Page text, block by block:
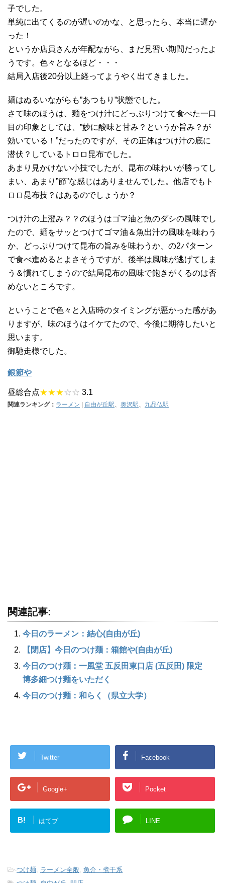
子でした。
単純に出てくるのが遅いのかな、と思ったら、本当に遅か
った！
というか店員さんが年配ながら、まだ見習い期間だったよ
うです。色々となるほど・・・
結局入店後20分以上経ってようやく出てきました。
麺はぬるいながらも”あつもり”状態でした。
さて味のほうは、麺をつけ汁にどっぷりつけて食べた一口
目の印象としては、”妙に酸味と甘み？というか旨み？が
効いている！”だったのですが、その正体はつけ汁の底に
潜伏？しているトロロ昆布でした。
あまり見かけない小技でしたが、昆布の味わいが勝ってし
まい、あまり”節”な感じはありませんでした。他店でもト
ロロ昆布技？はあるのでしょうか？
つけ汁の上澄み？？のほうはゴマ油と魚のダシの風味でし
たので、麺をサッとつけてゴマ油＆魚出汁の風味を味わう
か、どっぷりつけて昆布の旨みを味わうか、の2パターン
で食べ進めるとよさそうですが、後半は風味が逃げてしま
う＆慣れてしまうので結局昆布の風味で飽きがくるのは否
めないところです。
ということで色々と入店時のタイミングが悪かった感があ
りますが、味のほうはイケてたので、今後に期待したいと
思います。
御馳走様でした。
銀節や
昼総合点★★★☆☆ 3.1
関連ランキング： ラーメン 自由が丘駅、 奥沢駅、 九品仏駅
関連記事:
今日のラーメン：結心(自由が丘)
【閉店】今日のつけ麺：箱館や(自由が丘)
今日のつけ麺：一風堂 五反田東口店 (五反田) 限定
博多細つけ麺をいただく
今日のつけ麺：和らく（県立大学）
Twitter Facebook
Google+ Pocket
B! はてブ LINE
-つけ麺, ラーメン全般, 魚介・煮干系